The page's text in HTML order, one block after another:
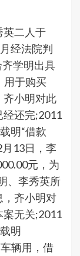
英二人于
经法院判
学明出具
用于购买
齐小明对此
经还完;2011
明“借款
13日，李
元，为
、李秀英所
，齐小明对
案无关;2011
明
辆用，借